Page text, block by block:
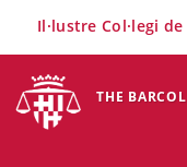
THE BAR
Il·lustre Col·legi